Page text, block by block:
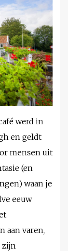
werd in
en geldt
mensen uit
(en
waan je
eeuw
aan varen,
zijn